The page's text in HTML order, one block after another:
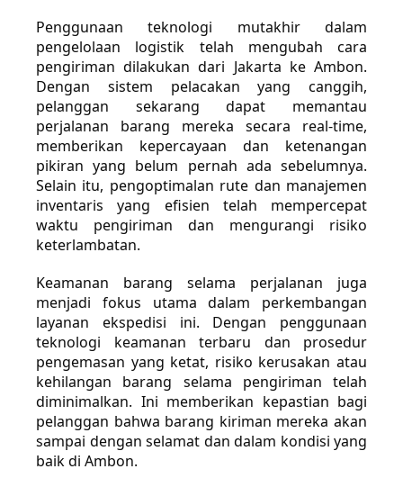
Penggunaan teknologi mutakhir dalam
pengelolaan logistik telah mengubah cara
pengiriman dilakukan dari Jakarta ke Ambon.
Dengan sistem pelacakan yang canggih,
pelanggan sekarang dapat memantau
perjalanan barang mereka secara real-time,
memberikan kepercayaan dan ketenangan
pikiran yang belum pernah ada sebelumnya.
Selain itu, pengoptimalan rute dan manajemen
inventaris yang efisien telah mempercepat
waktu pengiriman dan mengurangi risiko
keterlambatan.
Keamanan barang selama perjalanan juga
menjadi fokus utama dalam perkembangan
layanan ekspedisi ini. Dengan penggunaan
teknologi keamanan terbaru dan prosedur
pengemasan yang ketat, risiko kerusakan atau
kehilangan barang selama pengiriman telah
diminimalkan. Ini memberikan kepastian bagi
pelanggan bahwa barang kiriman mereka akan
sampai dengan selamat dan dalam kondisi yang
baik di Ambon.